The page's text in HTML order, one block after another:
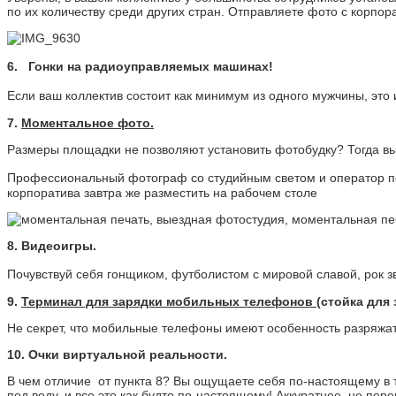
по их количеству среди других стран. Отправляете фото с
6. Гонки на радиоуправляемых машинах!
Если ваш коллектив состоит как минимум из одного мужчины,
7. Моментальное фото.
Размеры площадки не позволяют установить фотобудку? Тогда
Профессиональный фотограф со студийным светом и
корпоратива завтра же разместить на рабочем столе
8. Видеоигры.
Почувствуй себя гонщиком, футболистом с мировой славой, рок
9. Терминал для зарядки мобильных телефонов (стойка для
Не секрет, что мобильные телефоны имеют особенность
10. Очки виртуальной реальности.
В чем отличие от пункта 8? Вы ощущаете себя по-настоящему в